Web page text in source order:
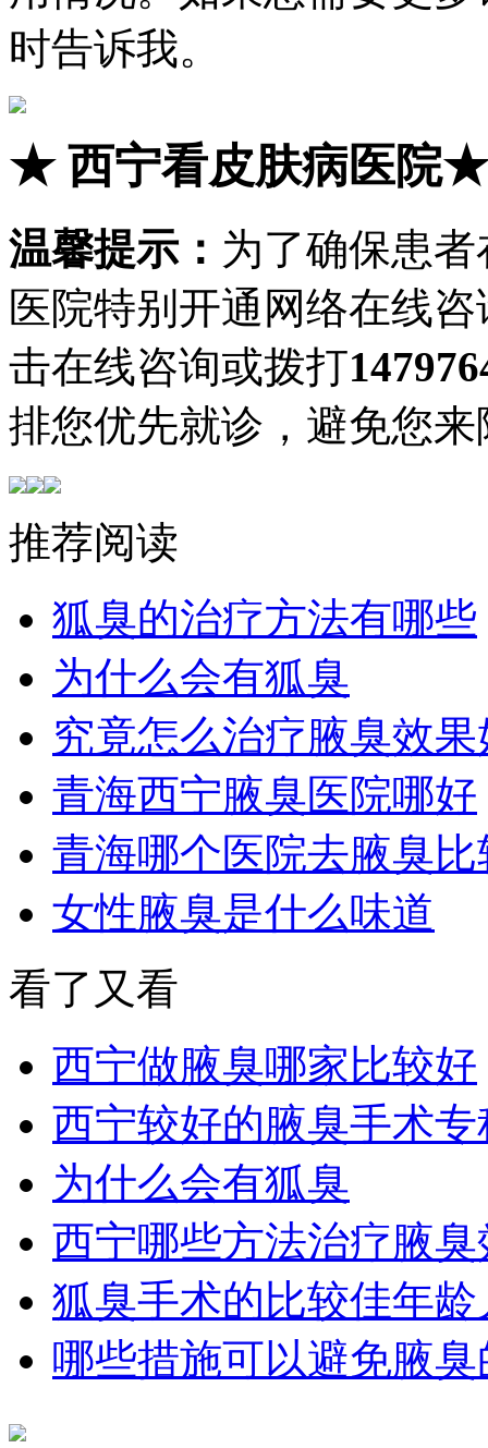
时告诉我。
★西宁看皮肤病医院★
温馨提示： 为了确保患
医院特别开通网络在线
击在线咨询或拨打
排您优先就诊，避免您
推荐阅读
狐臭的治疗方法有哪些
为什么会有狐臭
究竟怎么治疗腋臭效果
青海西宁腋臭医院哪好
青海哪个医院去腋臭比
女性腋臭是什么味道
看了又看
西宁做腋臭哪家比较好
西宁较好的腋臭手术专
为什么会有狐臭
西宁哪些方法治疗腋
狐臭手术的比较佳年龄
哪些措施可以避免腋